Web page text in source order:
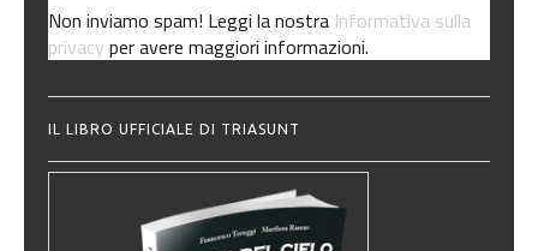
Non inviamo spam! Leggi la nostra Informativa sulla
privacyper avere maggiori informazioni.
IL LIBRO UFFICIALE DI TRIASUNT